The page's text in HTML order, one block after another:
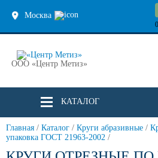
Москва
ООО «Центр Метиз»
КАТАЛОГ
Главная / Каталог / Круги абразивные /
упаковка ГОСТ 21963-2002 /